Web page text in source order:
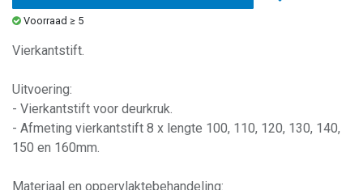
Voorraad ≥ 5
Vierkantstift.
Uitvoering:
- Vierkantstift voor deurkruk.
- Afmeting vierkantstift 8 x lengte 100, 110, 120, 130, 140,
150 en 160mm.
Materiaal en oppervlaktebehandeling: